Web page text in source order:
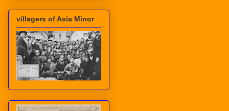
villagers of Asia Minor